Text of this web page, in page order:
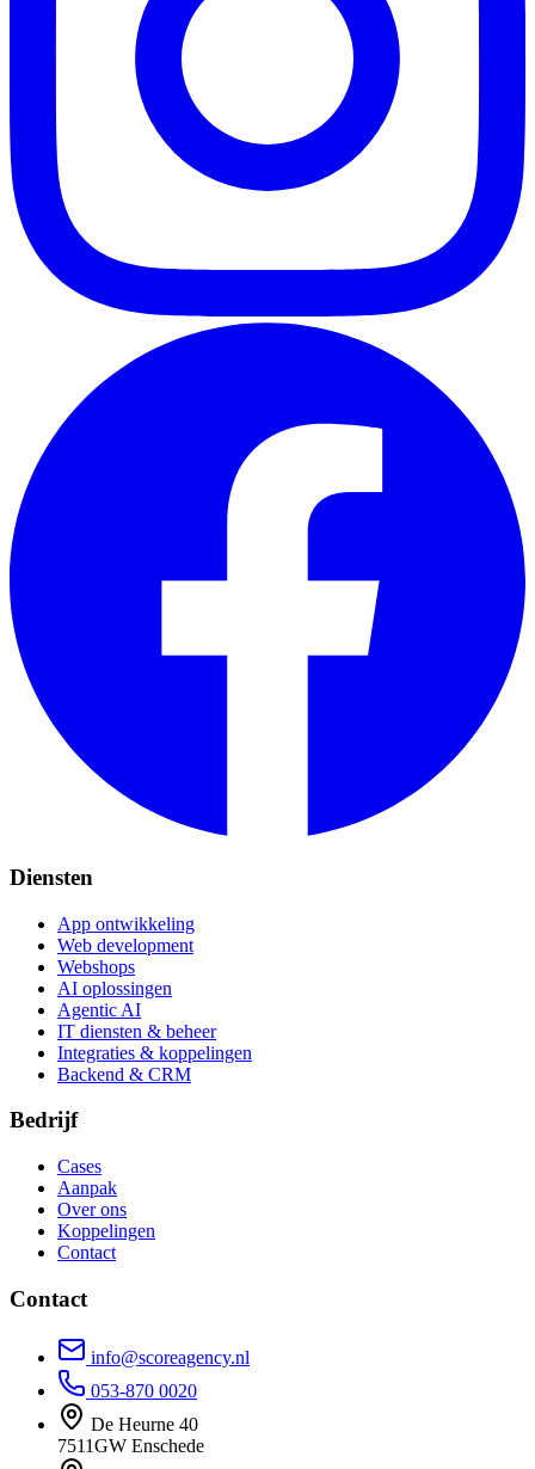
Diensten
App ontwikkeling
Web development
Webshops
AI oplossingen
Agentic AI
IT diensten & beheer
Integraties & koppelingen
Backend & CRM
Bedrijf
Cases
Aanpak
Over ons
Koppelingen
Contact
Contact
info@scoreagency.nl
053-870 0020
De Heurne 40
7511GW Enschede